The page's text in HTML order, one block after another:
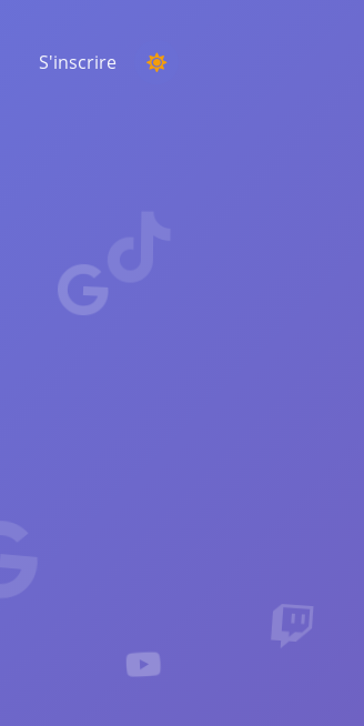
les tendances critiques pour
votre audience, vos
S'inscrire